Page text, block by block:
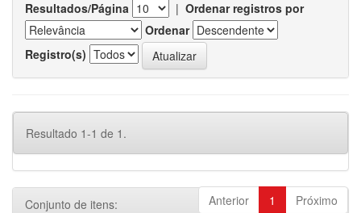
Resultados/Página | Ordenar registros por
Ordenar
Registro(s)
Resultado 1-1 de 1.
Anterior 1 Próximo
Conjunto de itens: